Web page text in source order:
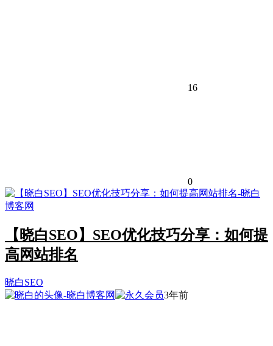
16
0
【晓白SEO】SEO优化技巧分享：如何提
高网站排名
晓白SEO
3年前